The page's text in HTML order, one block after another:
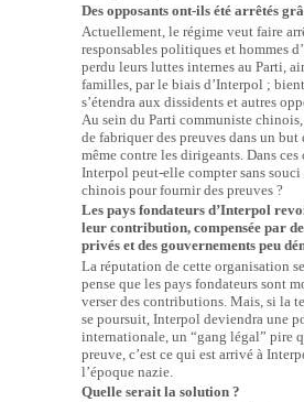
Des opposants ont-ils été arrêtés
Actuellement, le régime veut faire
responsables politiques et hommes
perdu leurs luttes internes au Parti,
familles, par le biais d’Interpol ;
s’étendra aux dissidents et autres
Au sein du Parti communiste
de fabriquer des preuves dans un but
même contre les dirigeants. Dans ces
Interpol peut-elle compter sans souci
chinois pour fournir des preuves ?
Les pays fondateurs d’Interpol
leur contribution, compensée par
privés et des gouvernements peu
La réputation de cette organisation
pense que les pays fondateurs sont
verser des contributions. Mais, si la
se poursuit, Interpol deviendra une
internationale, un “gang légal” pire
preuve, c’est ce qui est arrivé à
l’époque nazie.
Quelle serait la solution ?